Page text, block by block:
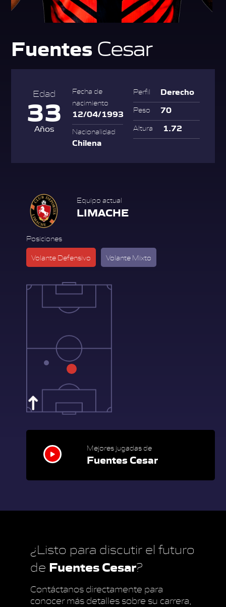
Fuentes Cesar
Edad
33
Años
Fecha de
nacimiento
12/04/1993
Nacionalidad
Chilena
Perfil Derecho
Peso 70
Altura 1.72
Equipo actual
LIMACHE
Posiciones
Volante Defensivo Volante Mixto
Mejores jugadas de
Fuentes Cesar
¿Listo para discutir el futuro
de Fuentes Cesar?
Contáctanos directamente para
conocer más detalles sobre su carrera,